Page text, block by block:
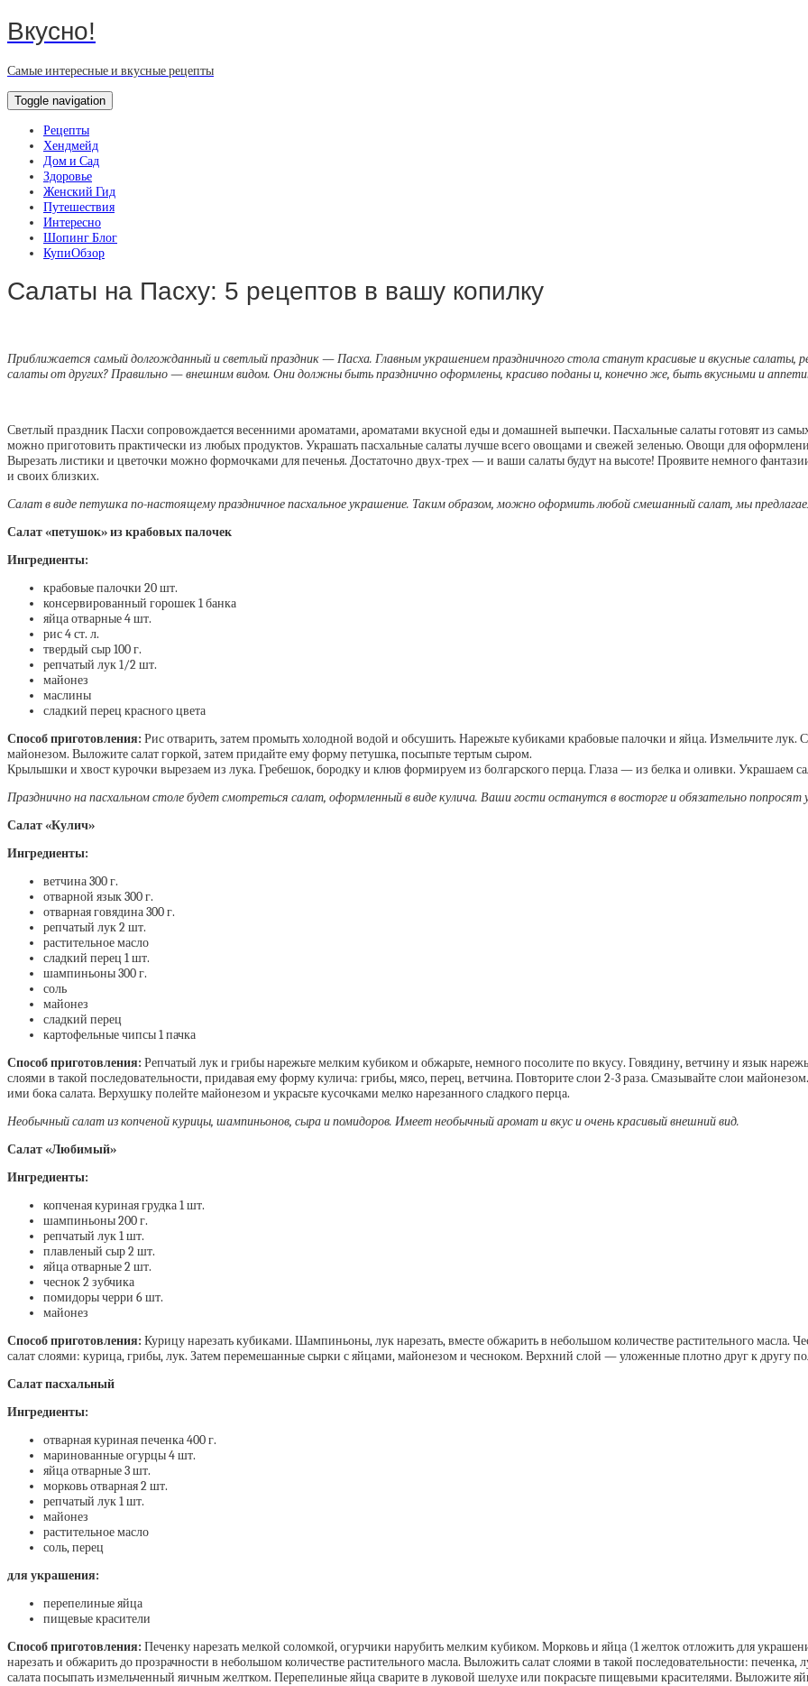
Вкусно!
Самые интересные и вкусные рецепты
Toggle navigation
Рецепты
Хендмейд
Дом и Сад
Здоровье
Женский Гид
Путешествия
Интересно
Шопинг Блог
КупиОбзор
Салаты на Пасху: 5 рецептов в вашу копилку
Приближается самый долгожданный и светлый праздник — Пасха. Главным украшением праздничного стола станут красивые и вкусные салаты,
салаты от других? Правильно — внешним видом. Они должны быть празднично оформлены, красиво поданы и, конечно же, быть вкусными и
Светлый праздник Пасхи сопровождается весенними ароматами, ароматами вкусной еды и домашней выпечки. Пасхальные салаты готовят из
можно приготовить практически из любых продуктов. Украшать пасхальные салаты лучше всего овощами и свежей зеленью. Овощи для
Вырезать листики и цветочки можно формочками для печенья. Достаточно двух-трех — и ваши салаты будут на высоте! Проявите немного
и своих близких.
Салат в виде петушка по-настоящему праздничное пасхальное украшение. Таким образом, можно оформить любой смешанный салат, мы
Салат «петушок» из крабовых палочек
Ингредиенты:
крабовые палочки 20 шт.
консервированный горошек 1 банка
яйца отварные 4 шт.
рис 4 ст. л.
твердый сыр 100 г.
репчатый лук 1/2 шт.
майонез
маслины
сладкий перец красного цвета
Способ приготовления: Рис отварить, затем промыть холодной водой и обсушить. Нарежьте кубиками крабовые палочки и яйца. Измельчите лук.
майонезом. Выложите салат горкой, затем придайте ему форму петушка, посыпьте тертым сыром.
Крылышки и хвост курочки вырезаем из лука. Гребешок, бородку и клюв формируем из болгарского перца. Глаза — из белка и оливки. Украшаем
Празднично на пасхальном столе будет смотреться салат, оформленный в виде кулича. Ваши гости останутся в восторге и обязательно попросят
Салат «Кулич»
Ингредиенты:
ветчина 300 г.
отварной язык 300 г.
отварная говядина 300 г.
репчатый лук 2 шт.
растительное масло
сладкий перец 1 шт.
шампиньоны 300 г.
соль
майонез
сладкий перец
картофельные чипсы 1 пачка
Способ приготовления: Репчатый лук и грибы нарежьте мелким кубиком и обжарьте, немного посолите по вкусу. Говядину, ветчину и язык
слоями в такой последовательности, придавая ему форму кулича: грибы, мясо, перец, ветчина. Повторите слои 2-3 раза. Смазывайте слои
ими бока салата. Верхушку полейте майонезом и украсьте кусочками мелко нарезанного сладкого перца.
Необычный салат из копченой курицы, шампиньонов, сыра и помидоров. Имеет необычный аромат и вкус и очень красивый внешний вид.
Салат «Любимый»
Ингредиенты:
копченая куриная грудка 1 шт.
шампиньоны 200 г.
репчатый лук 1 шт.
плавленый сыр 2 шт.
яйца отварные 2 шт.
чеснок 2 зубчика
помидоры черри 6 шт.
майонез
Способ приготовления: Курицу нарезать кубиками. Шампиньоны, лук нарезать, вместе обжарить в небольшом количестве растительного масла.
салат слоями: курица, грибы, лук. Затем перемешанные сырки с яйцами, майонезом и чесноком. Верхний слой — уложенные плотно друг к другу
Салат пасхальный
Ингредиенты:
отварная куриная печенка 400 г.
маринованные огурцы 4 шт.
яйца отварные 3 шт.
морковь отварная 2 шт.
репчатый лук 1 шт.
майонез
растительное масло
соль, перец
для украшения:
перепелиные яйца
пищевые красители
Способ приготовления: Печенку нарезать мелкой соломкой, огурчики нарубить мелким кубиком. Морковь и яйца (1 желток отложить для
нарезать и обжарить до прозрачности в небольшом количестве растительного масла. Выложить салат слоями в такой последовательности:
салата посыпать измельченный яичным желтком. Перепелиные яйца сварите в луковой шелухе или покрасьте пищевыми красителями. Выложите